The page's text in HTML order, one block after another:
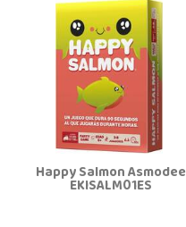
Happy Salmon Asmodee
EKISALM01ES